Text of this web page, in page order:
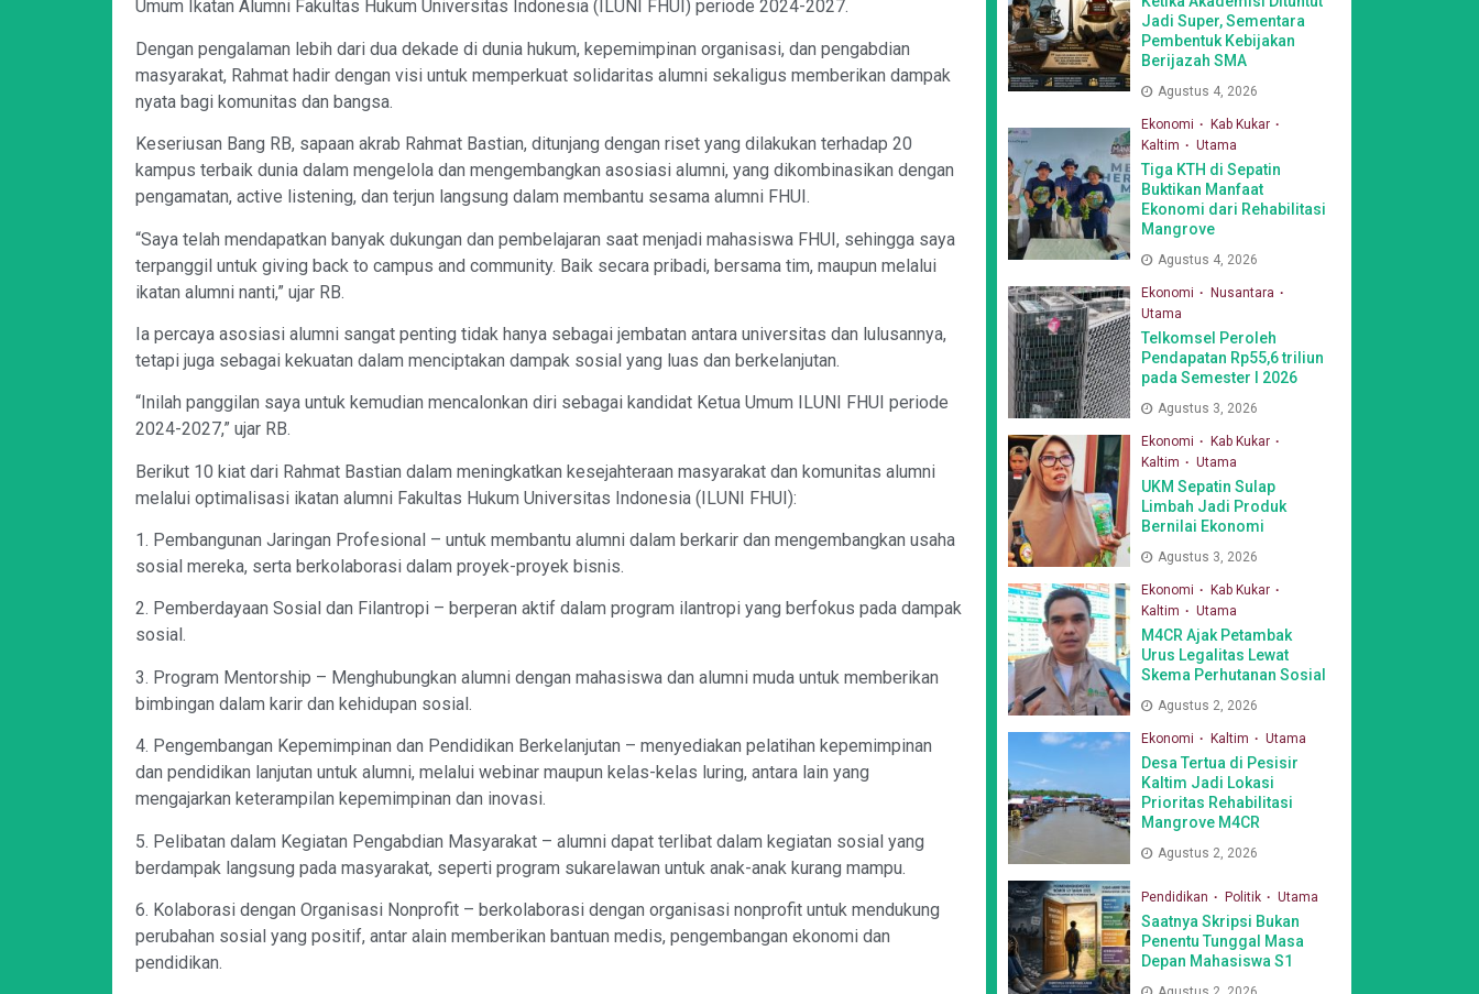
Umum Ikatan Alumni Fakultas Hukum Universitas Indonesia (ILUNI FHUI) periode 2024-2027.
Dengan pengalaman lebih dari dua dekade di dunia hukum, kepemimpinan organisasi, dan pengabdian
masyarakat, Rahmat hadir dengan visi untuk memperkuat solidaritas alumni sekaligus memberikan dampak
nyata bagi komunitas dan bangsa.
Keseriusan Bang RB, sapaan akrab Rahmat Bastian, ditunjang dengan riset yang dilakukan terhadap 20
kampus terbaik dunia dalam mengelola dan mengembangkan asosiasi alumni, yang dikombinasikan dengan
pengamatan, active listening, dan terjun langsung dalam membantu sesama alumni FHUI.
“Saya telah mendapatkan banyak dukungan dan pembelajaran saat menjadi mahasiswa FHUI, sehingga saya
terpanggil untuk giving back to campus and community. Baik secara pribadi, bersama tim, maupun melalui
ikatan alumni nanti,” ujar RB.
Ia percaya asosiasi alumni sangat penting tidak hanya sebagai jembatan antara universitas dan lulusannya,
tetapi juga sebagai kekuatan dalam menciptakan dampak sosial yang luas dan berkelanjutan.
“Inilah panggilan saya untuk kemudian mencalonkan diri sebagai kandidat Ketua Umum ILUNI FHUI periode
2024-2027,” ujar RB.
Berikut 10 kiat dari Rahmat Bastian dalam meningkatkan kesejahteraan masyarakat dan komunitas alumni
melalui optimalisasi ikatan alumni Fakultas Hukum Universitas Indonesia (ILUNI FHUI):
1. Pembangunan Jaringan Profesional – untuk membantu alumni dalam berkarir dan mengembangkan usaha
sosial mereka, serta berkolaborasi dalam proyek-proyek bisnis.
2. Pemberdayaan Sosial dan Filantropi – berperan aktif dalam program ilantropi yang berfokus pada dampak
sosial.
3. Program Mentorship – Menghubungkan alumni dengan mahasiswa dan alumni muda untuk memberikan
bimbingan dalam karir dan kehidupan sosial.
4. Pengembangan Kepemimpinan dan Pendidikan Berkelanjutan – menyediakan pelatihan kepemimpinan
dan pendidikan lanjutan untuk alumni, melalui webinar maupun kelas-kelas luring, antara lain yang
mengajarkan keterampilan kepemimpinan dan inovasi.
5. Pelibatan dalam Kegiatan Pengabdian Masyarakat – alumni dapat terlibat dalam kegiatan sosial yang
berdampak langsung pada masyarakat, seperti program sukarelawan untuk anak-anak kurang mampu.
6. Kolaborasi dengan Organisasi Nonprofit – berkolaborasi dengan organisasi nonprofit untuk mendukung
perubahan sosial yang positif, antar alain memberikan bantuan medis, pengembangan ekonomi dan
pendidikan.
Jadi Super, Sementara
Pembentuk Kebijakan
Berijazah SMA
Agustus 4, 2026
Ekonomi
Kab Kukar
Kaltim
Utama
Tiga KTH di Sepatin
Buktikan Manfaat
Ekonomi dari Rehabilitasi
Mangrove
Agustus 4, 2026
Ekonomi
Nusantara
Utama
Telkomsel Peroleh
Pendapatan Rp55,6 triliun
pada Semester I 2026
Agustus 3, 2026
Ekonomi
Kab Kukar
Kaltim
Utama
UKM Sepatin Sulap
Limbah Jadi Produk
Bernilai Ekonomi
Agustus 3, 2026
Ekonomi
Kab Kukar
Kaltim
Utama
M4CR Ajak Petambak
Urus Legalitas Lewat
Skema Perhutanan Sosial
Agustus 2, 2026
Ekonomi Kaltim Utama
Desa Tertua di Pesisir
Kaltim Jadi Lokasi
Prioritas Rehabilitasi
Mangrove M4CR
Agustus 2, 2026
Pendidikan Politik Utama
Saatnya Skripsi Bukan
Penentu Tunggal Masa
Depan Mahasiswa S1